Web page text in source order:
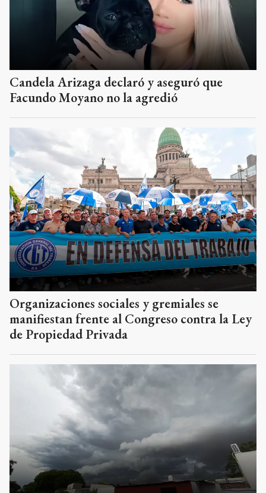
Candela Arizaga declaró y aseguró que
Facundo Moyano no la agredió
Organizaciones sociales y gremiales se
manifiestan frente al Congreso contra la Ley
de Propiedad Privada